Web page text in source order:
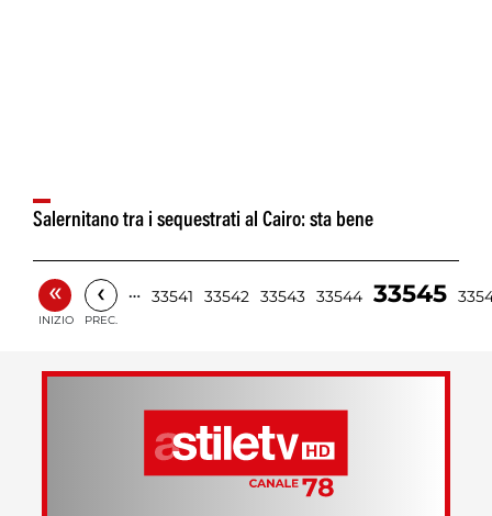
Salernitano tra i sequestrati al Cairo: sta bene
«
INIZIO
‹
PREC.
… 33541 33542 33543 33544 33545